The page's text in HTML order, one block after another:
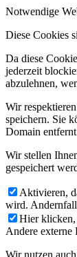
Notwendige
Diese Cookies
Da diese
jederzeit
abzulehnen,
Wir
speichern. Sie
Domain
Wir stellen
gespeichert
Aktivieren,
wird.
Hier klicken,
Andere externe
Wir nutzen